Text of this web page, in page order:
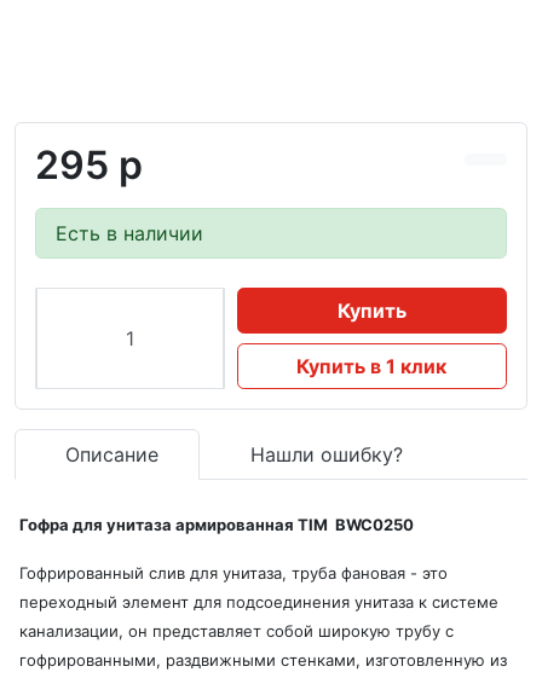
295 р
Есть в наличии
Купить
Купить в 1 клик
Описание Нашли ошибку?
Гофра для унитаза армированная TIM BWC0250
Гофрированный слив для унитаза, труба фановая - это
переходный элемент для подсоединения унитаза к системе
канализации, он представляет собой широкую трубу с
гофрированными, раздвижными стенками, изготовленную из